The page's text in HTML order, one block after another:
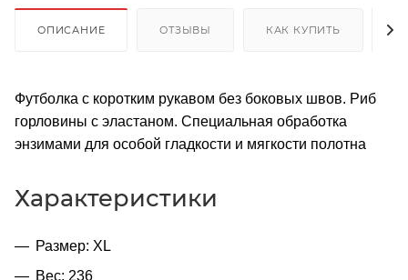
ОПИСАНИЕ ОТЗЫВЫ КАК КУПИТЬ
Футболка с коротким рукавом без боковых швов. Риб
горловины с эластаном. Специальная обработка
энзимами для особой гладкости и мягкости полотна
Характеристики
Размер: XL
Вес: 236